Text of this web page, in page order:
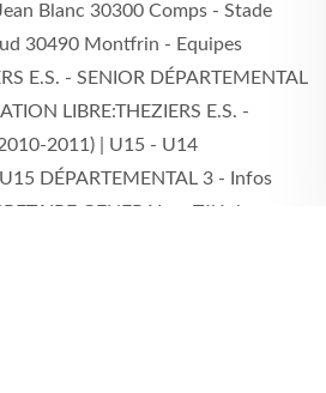
Blanc 30300 Comps - Stade
30490 Montfrin - Equipes
E.S. - SENIOR DÉPARTEMENTAL
LIBRE:THEZIERS E.S. -
2011) | U15 - U14
U15 DÉPARTEMENTAL 3 - Infos
GENERAL : - Téléphone :